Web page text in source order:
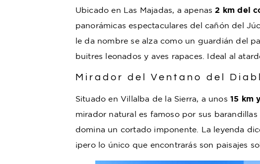
Ubicado en Las Majadas, a apenas2 km del
panorámicas espectaculares del cañón del
le da nombre se alza como un guardián del
buitres leonados y aves rapaces. Ideal al
Mirador del Ventano del
Situado en Villalba de la Sierra, a unos15 km
mirador natural es famoso por sus
domina un cortado imponente. La leyenda
¡pero lo único que encontrarás son paisajes